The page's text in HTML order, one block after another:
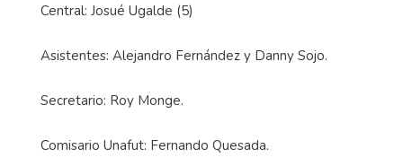
Central: Josué Ugalde (5)
Asistentes: Alejandro Fernández y Danny Sojo.
Secretario: Roy Monge.
Comisario Unafut: Fernando Quesada.